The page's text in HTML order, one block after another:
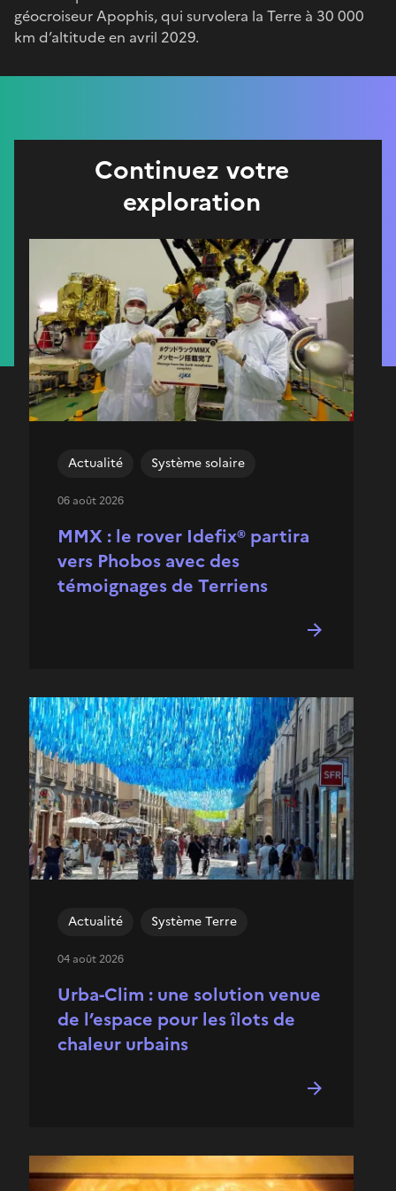
géocroiseur Apophis, qui survolera la Terre à 30 000
km d’altitude en avril 2029.
Continuez votre
exploration
MMX : le rover Idefix® partira
vers Phobos avec des
témoignages de Terriens
Actualité Système solaire
06 août 2026
Urba-Clim : une solution venue
de l’espace pour les îlots de
chaleur urbains
Actualité Système Terre
04 août 2026